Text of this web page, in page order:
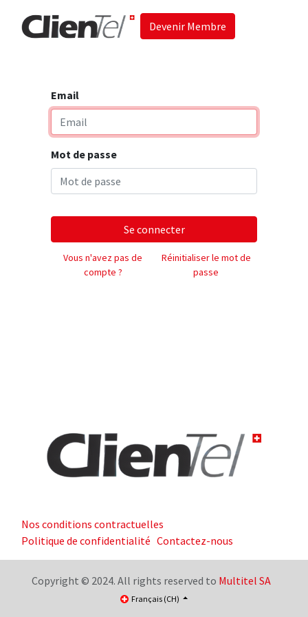
Devenir Membre
Email
Mot de passe
Se connecter
Vous n'avez pas de
compte ?
Réinitialiser le mot de
passe
Nos conditions contractuelles
Politique de confidentialité Contactez-nous
Copyright © 2024. All rights reserved to Multitel SA
Français (CH)